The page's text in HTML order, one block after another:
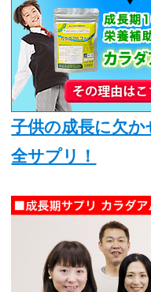
子供の成長に欠
全サプリ！